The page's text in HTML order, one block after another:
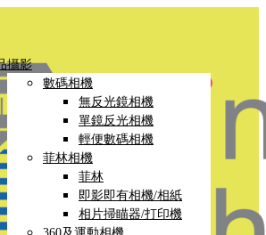
攝影
數碼相機
無反光鏡相機
單鏡反光相機
輕便數碼相機
菲林相機
菲林
即影即有相機/相紙
相片掃瞄器/打印機